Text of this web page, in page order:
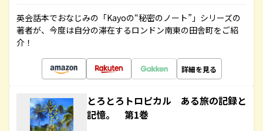
英会話本でおなじみの「Kayoの“秘密のノート”」シリーズの
著者が、今度は自分の滞在するロンドン南東の田舎町をご紹
介！
詳細を見る
とろとろトロピカル ある旅の記録と
記憶。 第1巻